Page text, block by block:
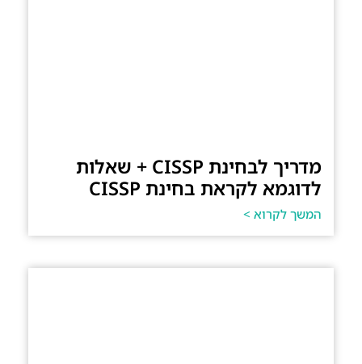
מדריך לבחינת CISSP + שאלות
לדוגמא לקראת בחינת CISSP
המשך לקרוא >